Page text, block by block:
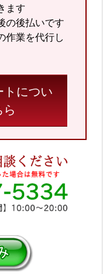
ます
の後払いです
作業を代行し
につい